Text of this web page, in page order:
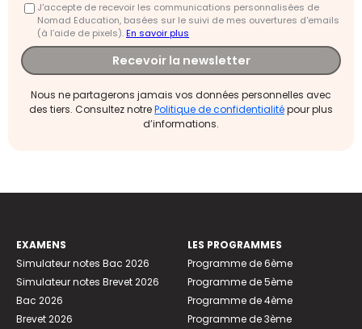
J'accepte de recevoir les communications personnalisées de
Nomad Education, basées sur le suivi de mes ouvertures d'emails
(à l’aide de pixels).En savoir plus
Recevoir la newsletter
Nous ne partagerons jamais vos données personnelles avec
des tiers. Consultez notrePolitique de confidentialitépour plus
d’informations.
EXAMENS
Simulateur notes Bac 2026
Simulateur notes Brevet 2026
Bac 2026
Brevet 2026
LES PROGRAMMES
Programme de 6ème
Programme de 5ème
Programme de 4ème
Programme de 3ème